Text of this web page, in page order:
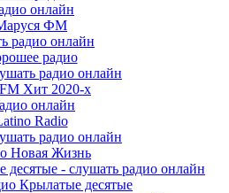
ФМ
радио
Хит 2020-х
Radio
Новая Жизнь
Крылатые десятые